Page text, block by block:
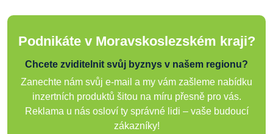
Podnikáte v Moravskoslezském kraji?
Chcete zviditelnit svůj byznys v našem regionu?
Zanechte nám svůj e-mail a my vám zašleme nabídku
inzertních produktů šitou na míru přesně pro vás.
Reklama u nás osloví ty správné lidi – vaše budoucí
zákazníky!